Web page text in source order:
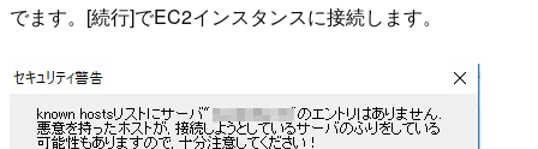
でます。[続行]でEC2インスタンスに接続します。